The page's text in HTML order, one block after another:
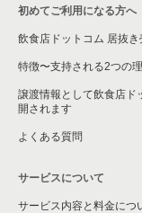
大阪市城東区の飲
大阪市旭区の飲食
和泉市の飲食店の
池田市の飲食店の
大阪市大正区の飲
初めてご利用になる方へ
飲食店ドットコム 居抜き
特徴〜支持される2つの
譲渡情報として飲食店ド
開されます
よくある質問
サービスについて
サービス内容と料金につ